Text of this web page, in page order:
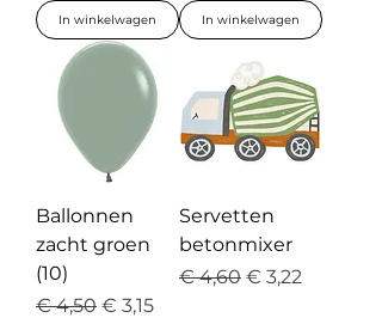
In winkelwagen In winkelwagen
Ballonnen
zacht groen
(10)
Normale prijs
€ 4,50 Verkoopprijs
€ 3,15
Servetten
betonmixer
Normale prijs
€ 4,60 Verkoopprijs
€ 3,22